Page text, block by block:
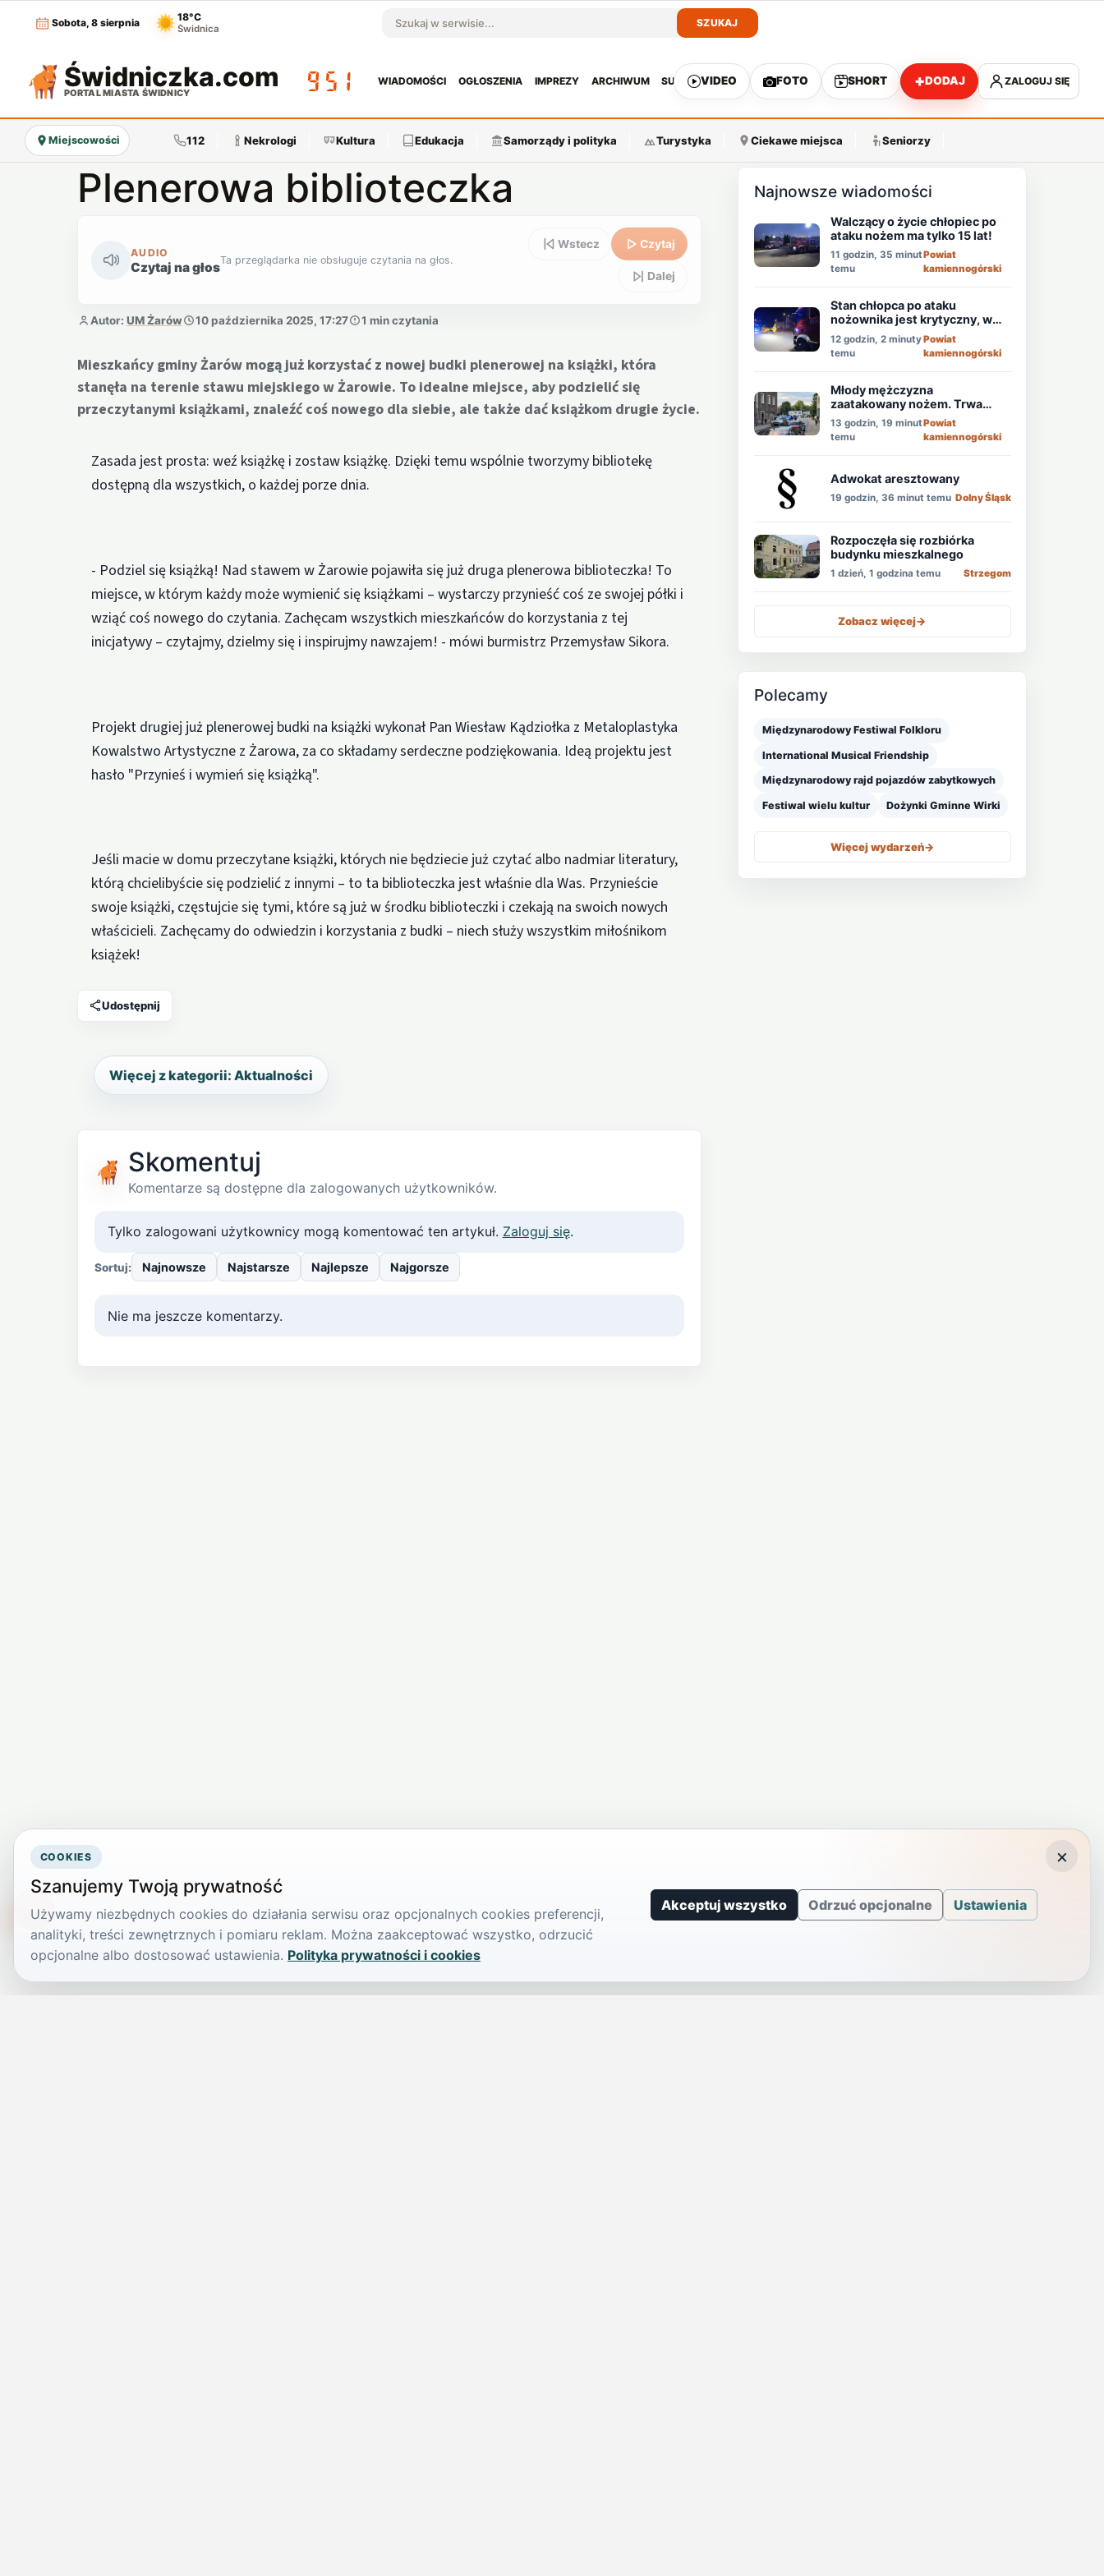
Sobota, 8 sierpnia
18°C
Świdnica Szukaj w serwisie
SZUKAJ
Świdniczka.com
PORTAL MIASTA ŚWIDNICY 09:51
WIADOMOŚCI OGŁOSZENIA IMPREZY ARCHIWUM SUBSKRYPCJA
VIDEO FOTO SHORT +DODAJ ZALOGUJ SIĘ
Miejscowości 112 Nekrologi Kultura Edukacja Samorządy i polityka Turystyka Ciekawe miejsca Seniorzy
Plenerowa biblioteczka
AUDIO
Czytaj na głosTa przeglądarka nie obsługuje czytania na głos.
Wstecz Czytaj
Dalej
Autor: UM Żarów 10 października 2025, 17:27 1 min czytania
Mieszkańcy gminy Żarów mogą już korzystać z nowej budki plenerowej na książki, która
stanęła na terenie stawu miejskiego w Żarowie. To idealne miejsce, aby podzielić się
przeczytanymi książkami, znaleźć coś nowego dla siebie, ale także dać książkom drugie życie.
Zasada jest prosta: weź książkę i zostaw książkę. Dzięki temu wspólnie tworzymy bibliotekę
dostępną dla wszystkich, o każdej porze dnia.
- Podziel się książką! Nad stawem w Żarowie pojawiła się już druga plenerowa biblioteczka! To
miejsce, w którym każdy może wymienić się książkami – wystarczy przynieść coś ze swojej półki i
wziąć coś nowego do czytania. Zachęcam wszystkich mieszkańców do korzystania z tej
inicjatywy – czytajmy, dzielmy się i inspirujmy nawzajem! - mówi burmistrz Przemysław Sikora.
Projekt drugiej już plenerowej budki na książki wykonał Pan Wiesław Kądziołka z Metaloplastyka
Kowalstwo Artystyczne z Żarowa, za co składamy serdeczne podziękowania. Ideą projektu jest
hasło "Przynieś i wymień się książką".
Jeśli macie w domu przeczytane książki, których nie będziecie już czytać albo nadmiar literatury,
którą chcielibyście się podzielić z innymi – to ta biblioteczka jest właśnie dla Was. Przynieście
swoje książki, częstujcie się tymi, które są już w środku biblioteczki i czekają na swoich nowych
właścicieli. Zachęcamy do odwiedzin i korzystania z budki – niech służy wszystkim miłośnikom
książek!
Udostępnij
Więcej z kategorii: Aktualności
Skomentuj
Komentarze są dostępne dla zalogowanych użytkowników.
Tylko zalogowani użytkownicy mogą komentować ten artykuł. Zaloguj się.
Sortuj: Najnowsze Najstarsze Najlepsze Najgorsze
Nie ma jeszcze komentarzy.
Najnowsze wiadomości
Walczący o życie chłopiec po
ataku nożem ma tylko 15 lat!
11 godzin, 35 minut
temu
Powiat
kamiennogórski
Stan chłopca po ataku
nożownika jest krytyczny, w
akcji śmigłowiec LPR!
12 godzin, 2 minuty
temu
Powiat
kamiennogórski
Młody mężczyzna
zaatakowany nożem. Trwa
obława!
13 godzin, 19 minut
temu
Powiat
kamiennogórski
Adwokat aresztowany
19 godzin, 36 minut temu Dolny Śląsk
Rozpoczęła się rozbiórka
budynku mieszkalnego
1 dzień, 1 godzina temu Strzegom
Zobacz więcej->
Polecamy
Międzynarodowy Festiwal Folkloru
International Musical Friendship
Międzynarodowy rajd pojazdów zabytkowych
Festiwal wielu kultur Dożynki Gminne Wirki
Więcej wydarzeń->
COOKIES
Szanujemy Twoją prywatność
Używamy niezbędnych cookies do działania serwisu oraz opcjonalnych cookies preferencji,
analityki, treści zewnętrznych i pomiaru reklam. Można zaakceptować wszystko, odrzucić
opcjonalne albo dostosować ustawienia. Polityka prywatności i cookies
Akceptuj wszystko Odrzuć opcjonalne Ustawienia
×
TikTokowa Jelonka